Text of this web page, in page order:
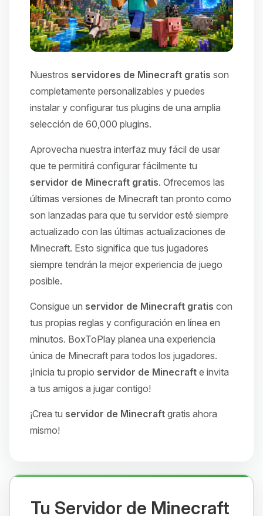
Nuestros servidores de Minecraft gratis son
completamente personalizables y puedes
instalar y configurar tus plugins de una amplia
selección de 60,000 plugins.
Aprovecha nuestra interfaz muy fácil de usar
que te permitirá configurar fácilmente tu
servidor de Minecraft gratis. Ofrecemos las
últimas versiones de Minecraft tan pronto como
son lanzadas para que tu servidor esté siempre
actualizado con las últimas actualizaciones de
Minecraft. Esto significa que tus jugadores
siempre tendrán la mejor experiencia de juego
posible.
Consigue un servidor de Minecraft gratis con
tus propias reglas y configuración en línea en
minutos. BoxToPlay planea una experiencia
única de Minecraft para todos los jugadores.
¡Inicia tu propio servidor de Minecraft e invita
a tus amigos a jugar contigo!
¡Crea tu servidor de Minecraft gratis ahora
mismo!
Tu Servidor de Minecraft